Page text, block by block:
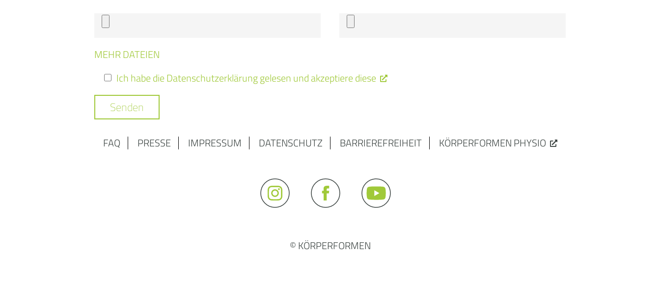
MEHR DATEIEN
Ich habe die Datenschutzerklärung gelesen und akzeptiere diese
FAQ PRESSE IMPRESSUM DATENSCHUTZ BARRIEREFREIHEIT KÖRPERFORMEN PHYSIO
© KÖRPERFORMEN